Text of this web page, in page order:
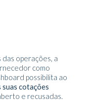
operações, a
como
possibilita ao
suas cotações
e recusadas.